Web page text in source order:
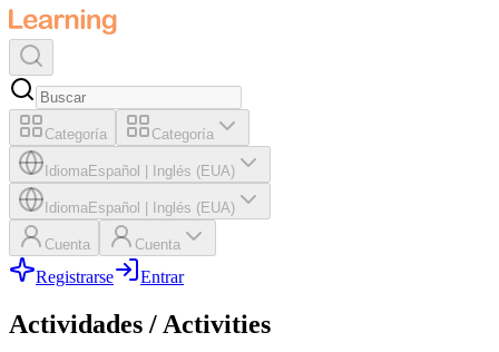
Categoría Categoría
IdiomaEspañol Inglés (EUA)
IdiomaEspañol Inglés (EUA)
Cuenta Cuenta
Registrarse Entrar
Actividades / Activities